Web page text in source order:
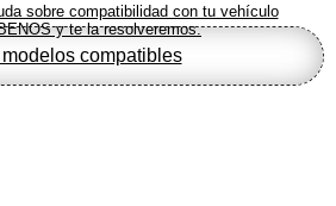
sobre compatibilidad con tu vehículo
y te la resolveremos.
modelos compatibles